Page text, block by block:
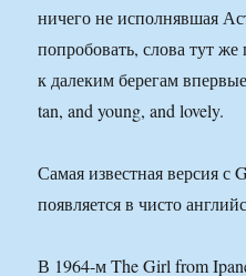
ничего не исполнявшая
попробовать, слова тут
к далеким берегам
tan, and young, and lovely.
Самая известная версия с
появляется в чисто
В 1964-м The Girl from